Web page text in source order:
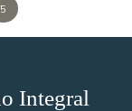
5
Integral